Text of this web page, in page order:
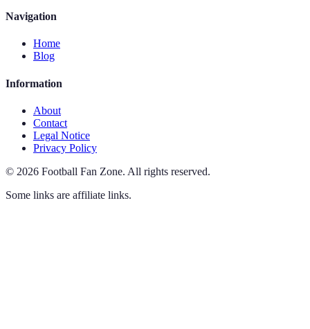
Navigation
Home
Blog
Information
About
Contact
Legal Notice
Privacy Policy
© 2026 Football Fan Zone. All rights reserved.
Some links are affiliate links.